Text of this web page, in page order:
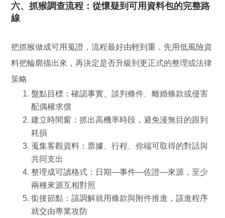
六、抓猴調查流程：從懷疑到可用資料包的完整路
線
把抓猴做成可用蒐證，流程最好由輕到重，先用低風險資
料把輪廓描出來，再決定是否升級到更正式的整理或法律
策略
盤點目標：確認事實、談判條件、離婚條款或侵害
配偶權求償
建立時間窗：抓出高機率時段，避免漫無目的跟到
耗損
蒐集客觀資料： 票據、行程、你端可取得的對話與
共同支出
整理成可讀格式： 日期—事件—佐證—來源，至少
兩種來源互相對照
銜接節點：該調解就用條款與附件推進，該進程序
就交由專業攻防